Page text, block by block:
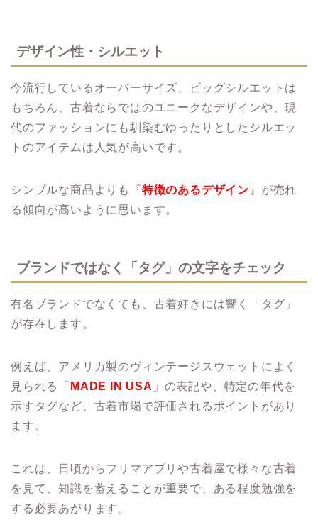
デザイン性・シルエット
今流行しているオーバーサイズ、ビッグシルエットは
もちろん、古着ならではのユニークなデザインや、現
代のファッションにも馴染むゆったりとしたシルエッ
トのアイテムは人気が高いです。
シンプルな商品よりも『特徴のあるデザイン 』が売れ
る傾向が高いように思います。
ブランドではなく「タグ」の文字をチェック
有名ブランドでなくても、古着好きには響く「タグ」
が存在します。
例えば、アメリカ製のヴィンテージスウェットによく
見られる「 MADE IN USA 」の表記や、特定の年代を
示すタグなど、古着市場で評価されるポイントがあり
ます。
これは、日頃からフリマアプリや古着屋で様々な古着
を見て、知識を蓄えることが重要で、ある程度勉強を
する必要あがります。